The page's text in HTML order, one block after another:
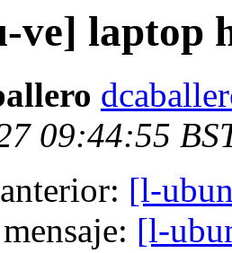
ve] laptop
09:44:55
[l-
[l-